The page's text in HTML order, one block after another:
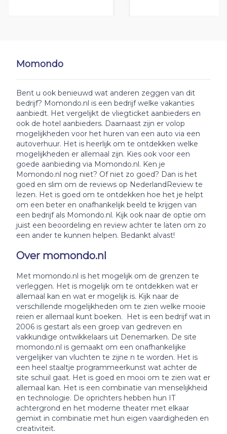
Momondo
Bent u ook benieuwd wat anderen zeggen van dit
bedrijf? Momondo.nl is een bedrijf welke vakanties
aanbiedt. Het vergelijkt de vliegticket aanbieders en
ook de hotel aanbieders. Daarnaast zijn er volop
mogelijkheden voor het huren van een auto via een
autoverhuur. Het is heerlijk om te ontdekken welke
mogelijkheden er allemaal zijn. Kies ook voor een
goede aanbieding via Momondo.nl. Ken je
Momondo.nl nog niet? Of niet zo goed? Dan is het
goed en slim om de reviews op NederlandReview te
lezen. Het is goed om te ontdekken hoe het je helpt
om een beter en onafhankelijk beeld te krijgen van
een bedrijf als Momondo.nl. Kijk ook naar de optie om
juist een beoordeling en review achter te laten om zo
een ander te kunnen helpen. Bedankt alvast!
Over momondo.nl
Met momondo.nl is het mogelijk om de grenzen te
verleggen. Het is mogelijk om te ontdekken wat er
allemaal kan en wat er mogelijk is. Kijk naar de
verschillende mogelijkheden om te zien welke mooie
reien er allemaal kunt boeken. Het is een bedrijf wat in
2006 is gestart als een groep van gedreven en
vakkundige ontwikkelaars uit Denemarken. De site
momondo.nl is gemaakt om een onafhankelijke
vergelijker van vluchten te zijne n te worden. Het is
een heel staaltje programmeerkunst wat achter de
site schuil gaat. Het is goed en mooi om te zien wat er
allemaal kan. Het is een combinatie van menselijkheid
en technologie. De oprichters hebben hun IT
achtergrond en het moderne theater met elkaar
gemixt in combinatie met hun eigen vaardigheden en
creativiteit.